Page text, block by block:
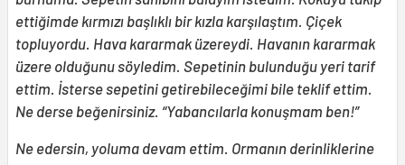
ettiğimde kırmızı başlıklı bir kızla karşılaştım. Çiçek
topluyordu. Hava kararmak üzereydi. Havanın kararmak
üzere olduğunu söyledim. Sepetinin bulunduğu yeri tarif
ettim. İsterse sepetini getirebileceğimi bile teklif ettim.
Ne derse beğenirsiniz. “Yabancılarla konuşmam ben!”
Ne edersin, yoluma devam ettim. Ormanın derinliklerine